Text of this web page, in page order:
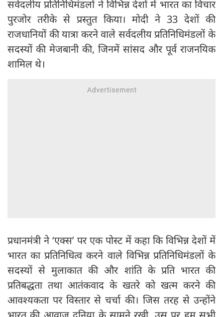
सर्वदलीय प्रतिनिधिमंडलों ने विभिन्न देशों में भारत का विचार
पुरजोर तरीके से प्रस्तुत किया। मोदी ने 33 देशों की
राजधानियों की यात्रा करने वाले सर्वदलीय प्रतिनिधिमंडलों के
सदस्यों की मेजबानी की, जिनमें सांसद और पूर्व राजनयिक
शामिल थे।
प्रधानमंत्री ने ‘एक्स’ पर एक पोस्ट में कहा कि विभिन्न देशों में
भारत का प्रतिनिधित्व करने वाले विभिन्न प्रतिनिधिमंडलों के
सदस्यों से मुलाकात की और शांति के प्रति भारत की
प्रतिबद्धता तथा आतंकवाद के खतरे को खत्म करने की
आवश्यकता पर विस्तार से चर्चा की। जिस तरह से उन्होंने